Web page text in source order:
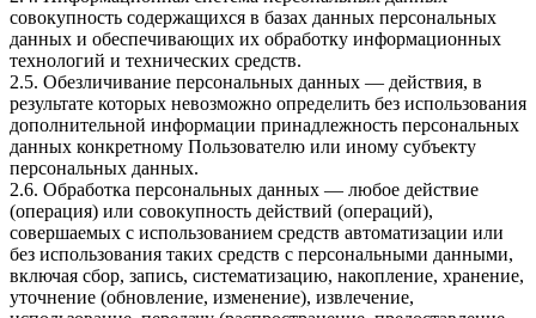
совокупность содержащихся в базах данных персональных
данных и обеспечивающих их обработку информационных
технологий и технических средств.
2.5. Обезличивание персональных данных — действия, в
результате которых невозможно определить без использования
дополнительной информации принадлежность персональных
данных конкретному Пользователю или иному субъекту
персональных данных.
2.6. Обработка персональных данных — любое действие
(операция) или совокупность действий (операций),
совершаемых с использованием средств автоматизации или
без использования таких средств с персональными данными,
включая сбор, запись, систематизацию, накопление, хранение,
уточнение (обновление, изменение), извлечение,